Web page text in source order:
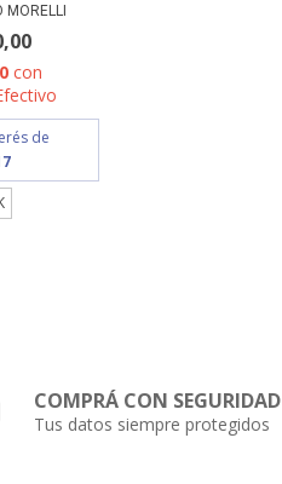
MORELLI
con
de
COMPRÁ CON SEGURIDAD
Tus datos siempre protegidos